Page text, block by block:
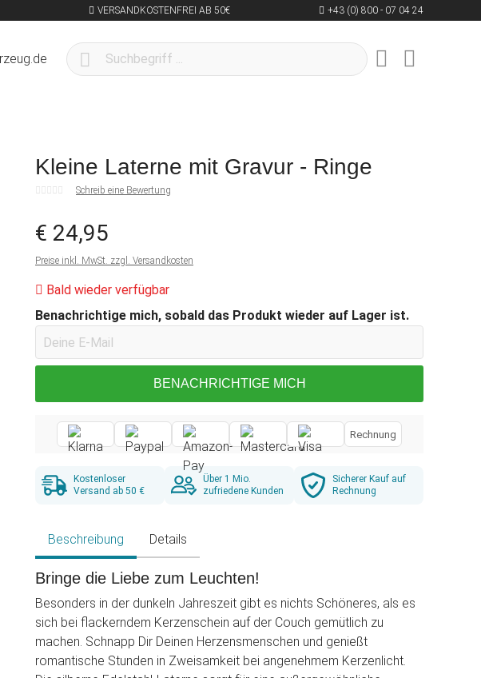
VERSANDKOSTENFREI AB 50€ +43 (0) 800 - 07 04 24
Kleine Laterne mit Gravur - Ringe
Schreib eine Bewertung
€ 24,95
Preise inkl. MwSt. zzgl. Versandkosten
Bald wieder verfügbar
Benachrichtige mich, sobald das Produkt wieder auf Lager ist.
BENACHRICHTIGE MICH
Rechnung
Kostenloser
Versand ab 50 €
Über 1 Mio.
zufriedene Kunden
Sicherer Kauf auf
Rechnung
Beschreibung Details
Bringe die Liebe zum Leuchten!
Besonders in der dunkeln Jahreszeit gibt es nichts Schöneres, als es
sich bei flackerndem Kerzenschein auf der Couch gemütlich zu
machen. Schnapp Dir Deinen Herzensmenschen und genießt
romantische Stunden in Zweisamkeit bei angenehmem Kerzenlicht.